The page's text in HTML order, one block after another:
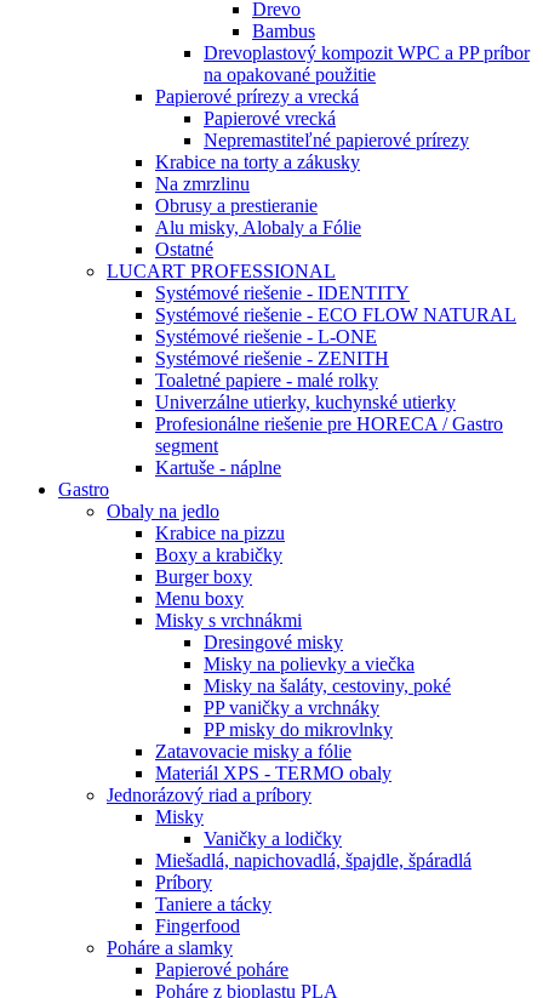
Drevo
Bambus
Drevoplastový kompozit WPC a PP príbor
na opakované použitie
Papierové prírezy a vrecká
Papierové vrecká
Nepremastiteľné papierové prírezy
Krabice na torty a zákusky
Na zmrzlinu
Obrusy a prestieranie
Alu misky, Alobaly a Fólie
Ostatné
LUCART PROFESSIONAL
Systémové riešenie - IDENTITY
Systémové riešenie - ECO FLOW NATURAL
Systémové riešenie - L-ONE
Systémové riešenie - ZENITH
Toaletné papiere - malé rolky
Univerzálne utierky, kuchynské utierky
Profesionálne riešenie pre HORECA / Gastro
segment
Kartuše - náplne
Gastro
Obaly na jedlo
Krabice na pizzu
Boxy a krabičky
Burger boxy
Menu boxy
Misky s vrchnákmi
Dresingové misky
Misky na polievky a viečka
Misky na šaláty, cestoviny, poké
PP vaničky a vrchnáky
PP misky do mikrovlnky
Zatavovacie misky a fólie
Materiál XPS - TERMO obaly
Jednorázový riad a príbory
Misky
Vaničky a lodičky
Miešadlá, napichovadlá, špajdle, špáradlá
Príbory
Taniere a tácky
Fingerfood
Poháre a slamky
Papierové poháre
Poháre z bioplastu PLA